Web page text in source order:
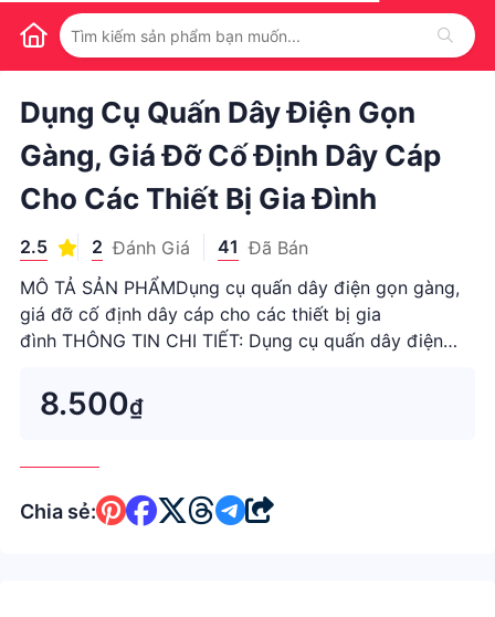
1
Dụng Cụ Quấn Dây Điện Gọn
Gàng, Giá Đỡ Cố Định Dây Cáp
Cho Các Thiết Bị Gia Đình
2.5 2 Đánh Giá 41 Đã Bán
MÔ TẢ SẢN PHẨMDụng cụ quấn dây điện gọn gàng,
giá đỡ cố định dây cáp cho các thiết bị gia
đình THÔNG TIN CHI TIẾT: Dụng cụ quấn dây điện
đình ...
8.500₫
Chia sẻ: